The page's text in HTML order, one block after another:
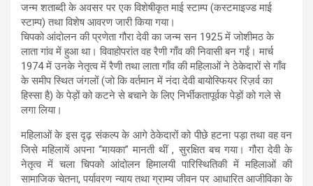
जन्म शताब्दी के अवसर पर एक विशेषीकृत माई स्टाम्प (कस्टमाइज्ड माई
स्टाम्प) तथा विशेष आवरण जारी किया गया।
चिपको आंदोलन की प्रणेता गौरा देवी का जन्म सन 1925 में जोशीमठ के
लाता गांव में हुआ था। विवाहोपरांत वह रैणी गाँव की निवासी बन गईं। मार्च
1974 में उनके नेतृत्व में रैणी तथा लाता गाँव की महिलाओं ने ठेकेदारों से गाँव
के समीप स्थित जंगलों (जो कि वर्तमान में नंदा देवी बायोस्फियर रिज़र्व का
हिस्सा है) के पेड़ों को कटने से बचाने के लिए निर्भीकतापूर्वक पेड़ों को गले से
लगा लिया।
महिलाओं के इस दृढ़ संकल्प के आगे ठेकेदारों को पीछे हटना पड़ा तथा वह वन
जिसे महिलायें अपना “मायका” मानती थीं , सुरक्षित बच गया। गौरा देवी के
नेतृत्व में चला चिपको आंदोलन हिमालयी पारिस्थितिकी में महिलाओं की
सामाजिक चेतना, पर्यावरण न्याय तथा ग्राम्य जीवन पर आधारित आजीविका के